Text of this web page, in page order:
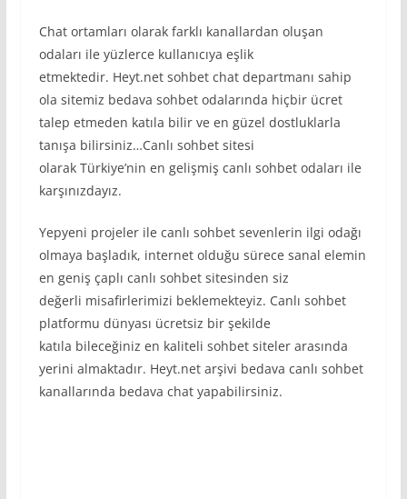
Chat ortamları olarak farklı kanallardan oluşan
odaları ile yüzlerce kullanıcıya eşlik
etmektedir. Heyt.net sohbet chat departmanı sahip
ola sitemiz bedava sohbet odalarında hiçbir ücret
talep etmeden katıla bilir ve en güzel dostluklarla
tanışa bilirsiniz…Canlı sohbet sitesi
olarak Türkiye’nin en gelişmiş canlı sohbet odaları ile
karşınızdayız.
Yepyeni projeler ile canlı sohbet sevenlerin ilgi odağı
olmaya başladık, internet olduğu sürece sanal elemin
en geniş çaplı canlı sohbet sitesinden siz
değerli misafirlerimizi beklemekteyiz. Canlı sohbet
platformu dünyası ücretsiz bir şekilde
katıla bileceğiniz en kaliteli sohbet siteler arasında
yerini almaktadır. Heyt.net arşivi bedava canlı sohbet
kanallarında bedava chat yapabilirsiniz.